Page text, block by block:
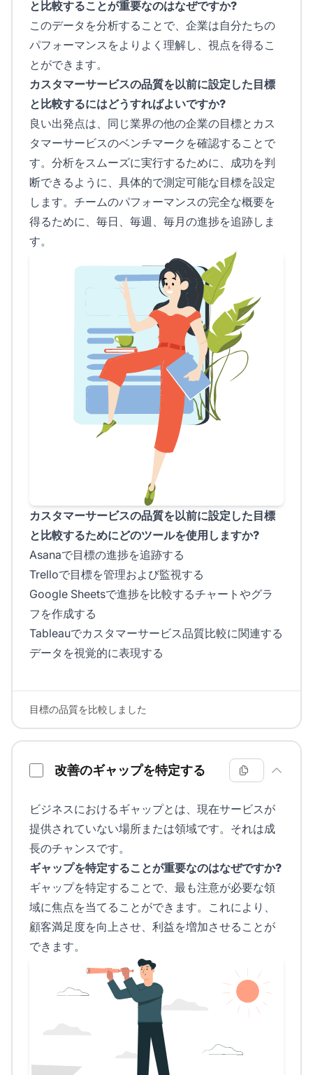
と比較することが重要なのはなぜですか?
このデータを分析することで、企業は自分たちの
パフォーマンスをよりよく理解し、視点を得るこ
とができます。
カスタマーサービスの品質を以前に設定した目標
と比較するにはどうすればよいですか?
良い出発点は、同じ業界の他の企業の目標とカス
タマーサービスのベンチマークを確認することで
す。分析をスムーズに実行するために、成功を判
断できるように、具体的で測定可能な目標を設定
します。チームのパフォーマンスの完全な概要を
得るために、毎日、毎週、毎月の進捗を追跡しま
す。
カスタマーサービスの品質を以前に設定した目標
と比較するためにどのツールを使用しますか?
Asanaで目標の進捗を追跡する
Trelloで目標を管理および監視する
Google Sheetsで進捗を比較するチャートやグラ
フを作成する
Tableauでカスタマーサービス品質比較に関連する
データを視覚的に表現する
目標の品質を比較しました
改善のギャップを特定する
ビジネスにおけるギャップとは、現在サービスが
提供されていない場所または領域です。それは成
長のチャンスです。
ギャップを特定することが重要なのはなぜですか?
ギャップを特定することで、最も注意が必要な領
域に焦点を当てることができます。これにより、
顧客満足度を向上させ、利益を増加させることが
できます。